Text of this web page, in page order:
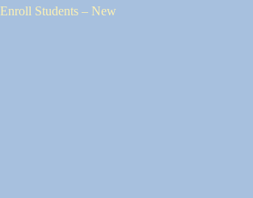
Enroll Students – New